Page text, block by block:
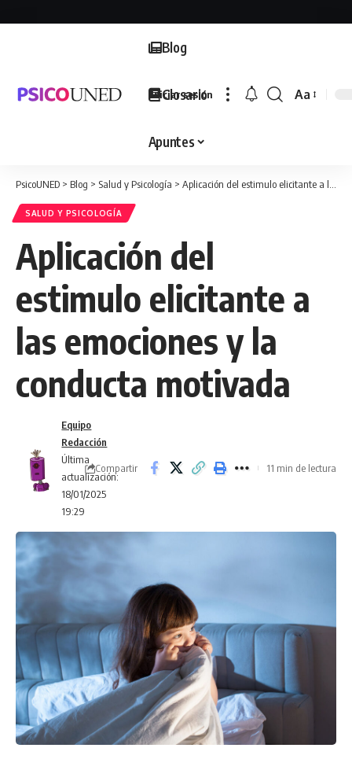
Blog
Glosario
Apuntes
Iniciar sesión
Font
Aa
PsicoUNED > Blog > Salud y Psicología > Aplicación del estimulo elicitante a las emociones y la conducta motivada
SALUD Y PSICOLOGÍA
Aplicación del
estimulo elicitante a
las emociones y la
conducta motivada
Última
actualización:
18/01/2025
19:29
Equipo
Redacción
Compartir 11 min de lectura